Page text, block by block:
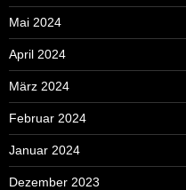
Mai 2024
April 2024
März 2024
Februar 2024
Januar 2024
Dezember 2023